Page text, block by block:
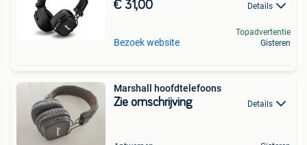
€ 31,00 Details
Bezoek website
Topadvertentie
Gisteren
Marshall hoofdtelefoons
Zie omschrijving Details